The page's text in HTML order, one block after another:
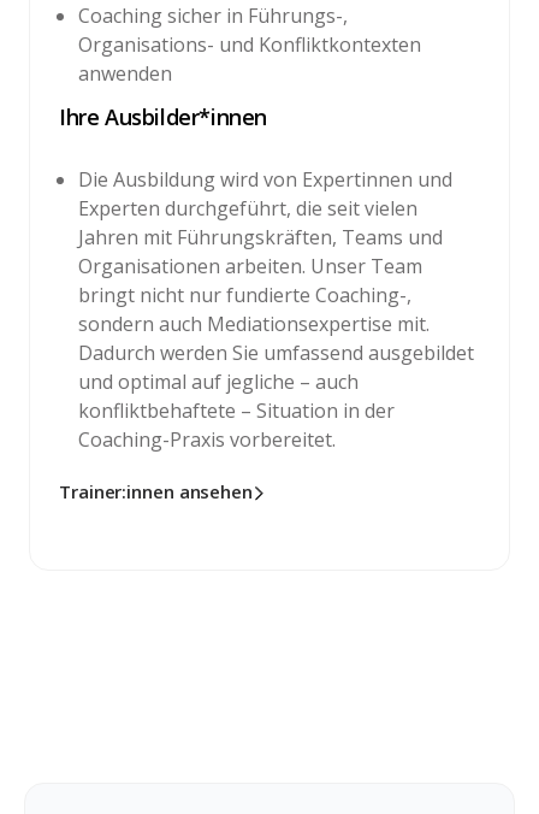
Coaching sicher in Führungs-,
Organisations- und Konfliktkontexten
anwenden
Ihre Ausbilder*innen
Die Ausbildung wird von Expertinnen und
Experten durchgeführt, die seit vielen
Jahren mit Führungskräften, Teams und
Organisationen arbeiten. Unser Team
bringt nicht nur fundierte Coaching-,
sondern auch Mediationsexpertise mit.
Dadurch werden Sie umfassend ausgebildet
und optimal auf jegliche – auch
konfliktbehaftete – Situation in der
Coaching-Praxis vorbereitet.
Trainer:innen ansehen